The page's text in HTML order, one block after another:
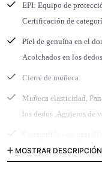
EPI: Equipo de
Certificación de
Piel de genuina en el
Acolchados en los
Cierre de muñeca.
Muñeca elasticidad,
los dedos ,Agujeros de
MOSTRAR